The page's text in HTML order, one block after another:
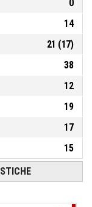
0
14
21 (17)
38
12
19
17
15